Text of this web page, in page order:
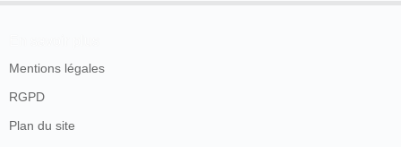
Mentions légales
RGPD
Plan du site